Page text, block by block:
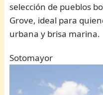
selección de pueblos
Grove, ideal para
urbana y brisa marina.
Sotomayor